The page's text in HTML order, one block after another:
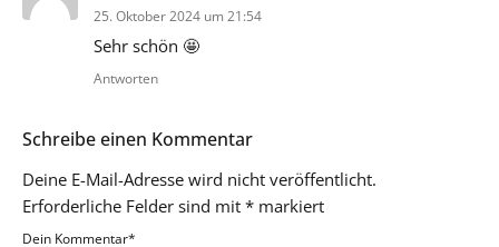
25. Oktober 2024 um 21:54
Sehr schön 🤩
Antworten
Schreibe einen Kommentar
Deine E-Mail-Adresse wird nicht veröffentlicht.
Erforderliche Felder sind mit * markiert
Dein Kommentar*